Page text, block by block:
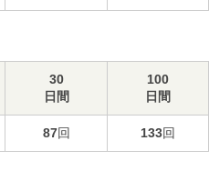
30
日間
100
日間
87回 133回